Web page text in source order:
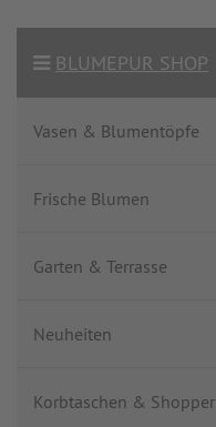
BLUMEPUR SHOP
Vasen & Blumentöpfe
Frische Blumen
Garten & Terrasse
Neuheiten
Korbtaschen & Shopper